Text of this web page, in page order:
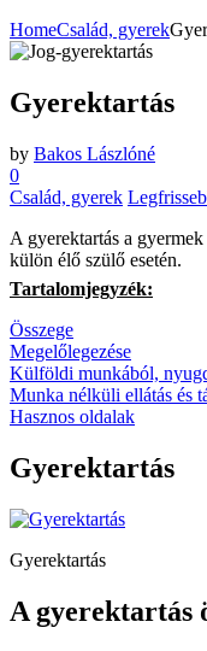
HomeCsalád, gyerek
Gyerektartás
by Bakos Lászlóné
0
Család, gyerek
A gyerektartás a
külön élő szülő esetén.
Tartalomjegyzék:
Összege
Megelőlegezése
Külföldi munkából,
Munka nélküli ellátás és
Hasznos oldalak
Gyerektartás
Gyerektartás
A gyerektartás